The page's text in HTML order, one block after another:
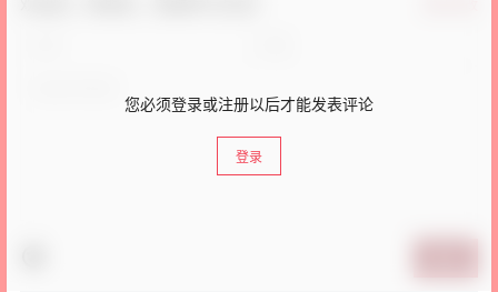
您必须登录或注册以后才能发表评论
登录